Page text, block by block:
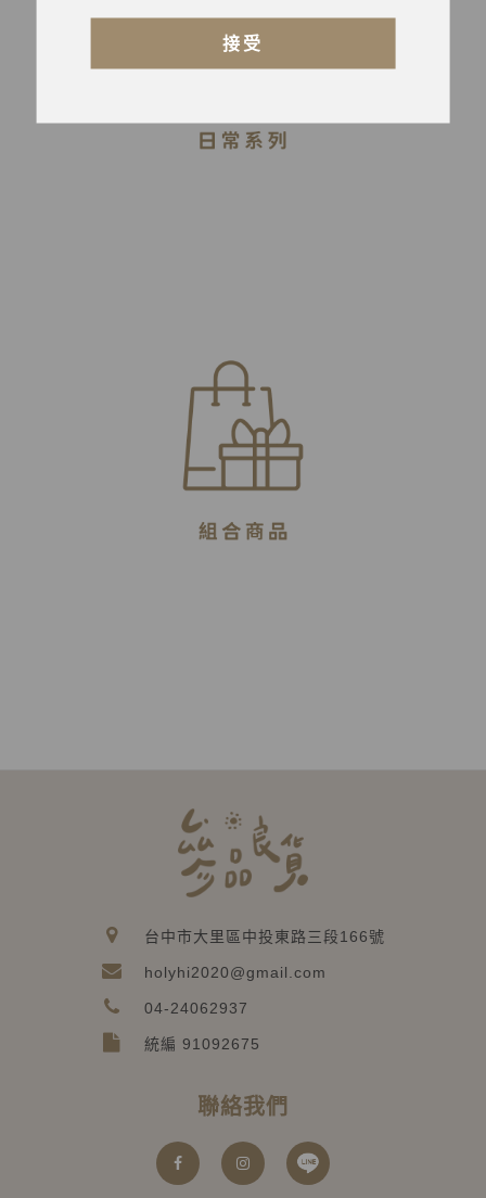
台中市大里區中投東路三段166號
holyhi2020@gmail.com
04-24062937
統編 91092675
聯絡我們
接受